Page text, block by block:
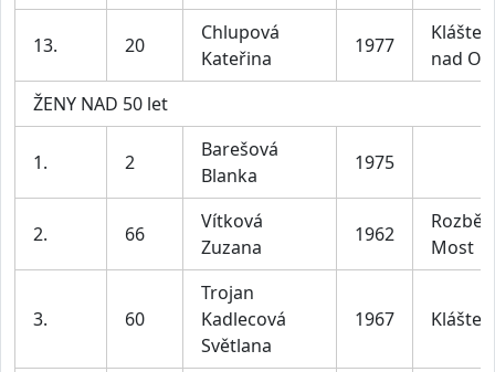
13. 20
Chlupová
Kateřina
1977
nad
ŽENY NAD 50 let
1. 2
Barešová
Blanka
1975
2. 66
Vítková
Zuzana
1962
Most
3. 60
Trojan
Kadlecová
Světlana
1967